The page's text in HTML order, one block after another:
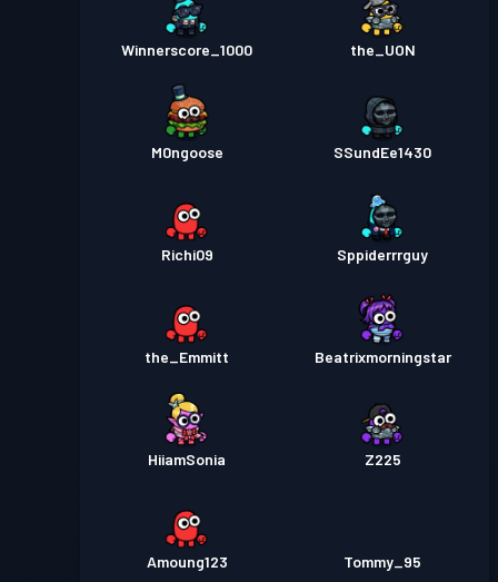
Winnerscore_1000 the_UON
M0ngoose SSundEe1430
Richi09 Sppiderrrguy
the_Emmitt Beatrixmorningstar
HiiamSonia Z225
Amoung123 Tommy_95